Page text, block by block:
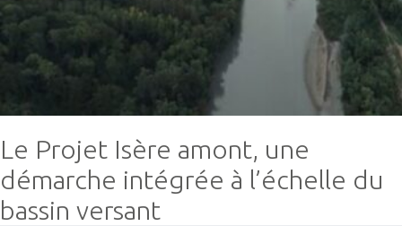
Le Projet Isère amont, une
démarche intégrée à l’échelle du
bassin versant